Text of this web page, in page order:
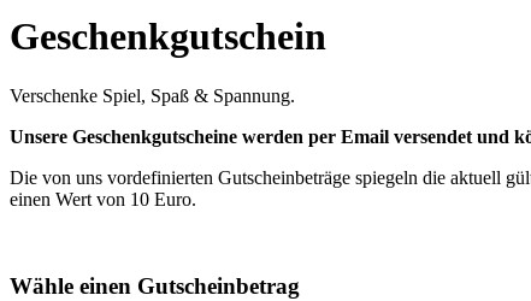
Geschenkgutschein
Verschenke Spiel, Spaß & Spannung.
Unsere Geschenkgutscheine werden per Email versendet und
Die von uns vordefinierten Gutscheinbeträge spiegeln die aktuell
einen Wert von 10 Euro.
Wähle einen Gutscheinbetrag